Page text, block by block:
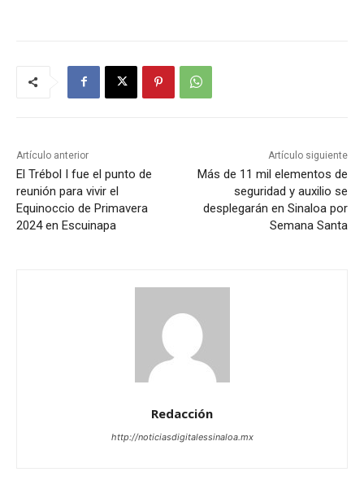
Artículo anterior
El Trébol I fue el punto de
reunión para vivir el
Equinoccio de Primavera
2024 en Escuinapa
Artículo siguiente
Más de 11 mil elementos de
seguridad y auxilio se
desplegarán en Sinaloa por
Semana Santa
Redacción
http://noticiasdigitalessinaloa.mx